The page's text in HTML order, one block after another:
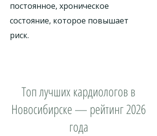
постоянное, хроническое
состояние, которое повышает
риск.
Топ лучших кардиологов в
Новосибирске — рейтинг 2026
года